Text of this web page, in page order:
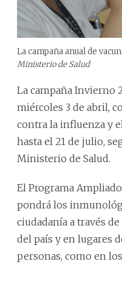
La campaña anual de
Ministerio de Salud
La campaña Invierno
miércoles 3 de abril,
contra la influenza y
hasta el 21 de julio,
Ministerio de Salud.
El Programa
pondrá los
ciudadanía a través
del país y en lugares
personas, como en